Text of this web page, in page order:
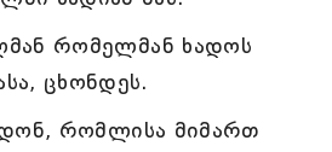
რომელმან ხადოს
ცხონდეს.
რომლისა მიმართ